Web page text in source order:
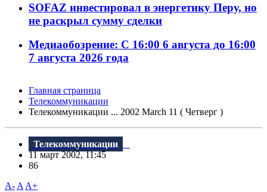
SOFAZ инвестировал в энергетику Перу, но
не раскрыл сумму сделки
Медиаобозрение: С 16:00 6 августа до 16:00
7 августа 2026 года
Главная страница
Телекоммуникации
Телекоммуникации ... 2002 March 11 ( Четверг )
Телекоммуникации
11 март 2002, 11:45
86
A- A A+